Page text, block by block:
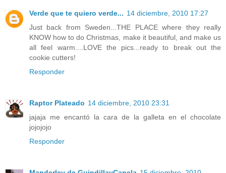
Verde que te quiero verde... 14 diciembre, 2010 17:27
Just back from Sweden...THE PLACE where they really
KNOW how to do Christmas, make it beautiful, and make us
all feel warm....LOVE the pics...ready to break out the
cookie cutters!
Responder
Raptor Plateado 14 diciembre, 2010 23:31
jajaja me encantó la cara de la galleta en el chocolate
jojojojo
Responder